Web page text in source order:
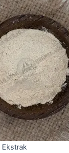
Ekstrak